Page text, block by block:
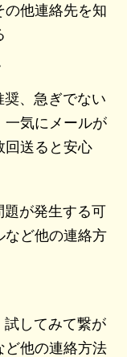
の他連絡先を知
、急ぎでない
一気にメールが
回送ると安心
が発生する可
など他の連絡方
してみて繋が
ど他の連絡方法